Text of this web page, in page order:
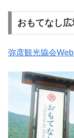
おもてなし広
弥彦観光協会